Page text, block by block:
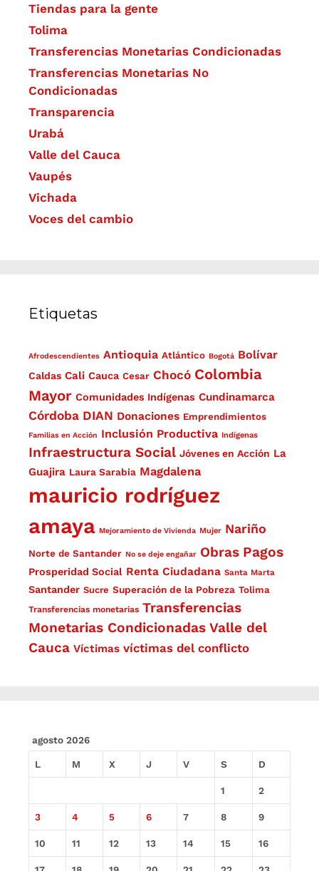
Tiendas para la gente
Tolima
Transferencias Monetarias Condicionadas
Transferencias Monetarias No
Condicionadas
Transparencia
Urabá
Valle del Cauca
Vaupés
Vichada
Voces del cambio
Etiquetas
Afrodescendientes Antioquia Atlántico Bogotá Bolívar
Caldas Cali Cauca Cesar Chocó Colombia
Mayor Comunidades Indígenas Cundinamarca
Córdoba DIAN Donaciones Emprendimientos
Familias en Acción Inclusión Productiva Indígenas
Infraestructura Social Jóvenes en Acción La
Guajira Laura Sarabia Magdalena
mauricio rodríguez
amaya Mejoramiento de Vivienda Mujer Nariño
Norte de Santander No se deje engañar Obras Pagos
Prosperidad Social Renta Ciudadana Santa Marta
Santander Sucre Superación de la Pobreza Tolima
Transferencias monetarias Transferencias
Monetarias Condicionadas Valle del
Cauca Víctimas víctimas del conflicto
agosto 2026
L M X J V S D
1 2
3 4 5 6 7 8 9
10 11 12 13 14 15 16